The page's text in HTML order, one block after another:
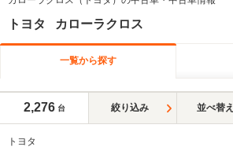
トヨタ カローラクロス
一覧から探す
2,276 台 絞り込み 並べ替え
トヨタ